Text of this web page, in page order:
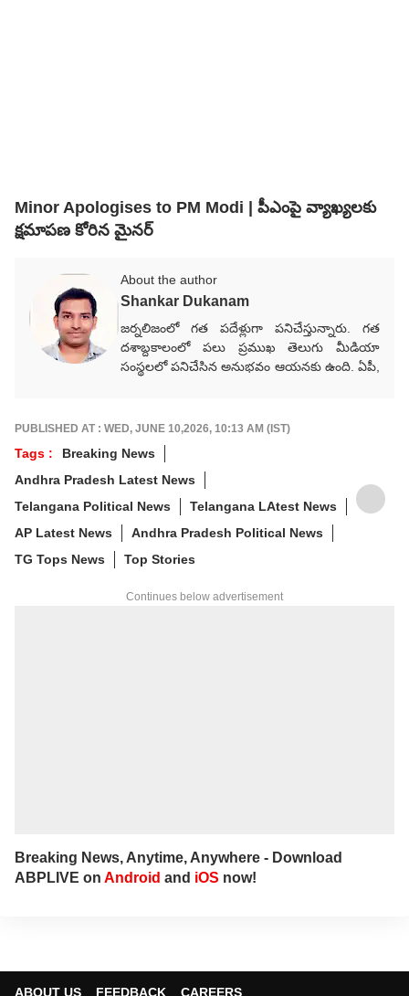
Minor Apologises to PM Modi | పీఎంపై వ్యాఖ్యలకు
క్షమాపణ కోరిన మైనర్
About the author
Shankar Dukanam
జర్నలిజంలో గత పదేళ్లుగా పనిచేస్తున్నారు. గత
దశాబ్దకాలంలో పలు ప్రముఖ తెలుగు మీడియా
సంస్థలలో పనిచేసిన అనుభవం ఆయనకు ఉంది. ఏపీ,
గ్రాడ్యుయేషన్ పూర్తయ్యాక జర్నలిజం కోర్సు పూర్తిచేసి
కెరీర్‌గా ఎంచుకున్నారు. నేషనల్ మీడియాకు చెందిన
పలు తెలుగు మీడియా సంస్థలలో సీనియర్ కంటెంట్
రైటర్‌గా సేవలు అందించారు. జర్నలిజంలో వందేళ్లకు
పైగా చరిత్ర ఉన్న ఆనంద్ బజార్ పత్రిక నెట్‌వర్క్ (ABP
Network)కు చెందిన తెలుగు డిజిటల్ మీడియా
ఏబీపీ దేశంలో గత నాలుగేళ్ల నుంచి న్యూస్
ప్రొడ్యూసర్‌గా పనిచేస్తున్నారు.
PUBLISHED AT : WED, JUNE 10,2026, 10:13 AM (IST)
Tags :
Breaking News
Andhra Pradesh Latest News
Telangana Political News
Telangana LAtest News
AP Latest News
Andhra Pradesh Political News
TG Tops News
Top Stories
Continues below advertisement
Breaking News, Anytime, Anywhere - Download
ABPLIVE on Android and iOS now!
ABOUT US FEEDBACK CAREERS